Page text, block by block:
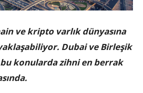
ve kripto varlık dünyasına
Dubai ve Birleşik
konularda zihni en berrak